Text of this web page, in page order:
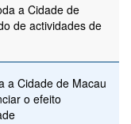
a Cidade de
de actividades de
a Cidade de Macau
o efeito